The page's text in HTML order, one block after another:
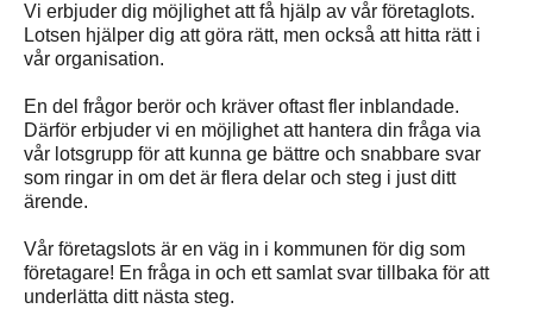
Vi erbjuder dig möjlighet att få hjälp av vår företaglots.
Lotsen hjälper dig att göra rätt, men också att hitta rätt i
vår organisation.
En del frågor berör och kräver oftast fler inblandade.
Därför erbjuder vi en möjlighet att hantera din fråga via
vår lotsgrupp för att kunna ge bättre och snabbare svar
som ringar in om det är flera delar och steg i just ditt
ärende.
Vår företagslots är en väg in i kommunen för dig som
företagare! En fråga in och ett samlat svar tillbaka för att
underlätta ditt nästa steg.